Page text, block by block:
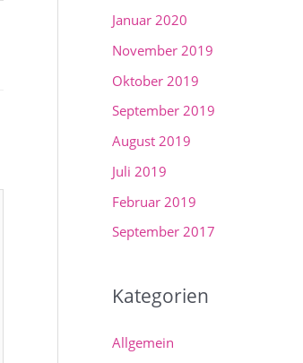
Januar 2020
November 2019
Oktober 2019
September 2019
August 2019
Juli 2019
Februar 2019
September 2017
Kategorien
Allgemein